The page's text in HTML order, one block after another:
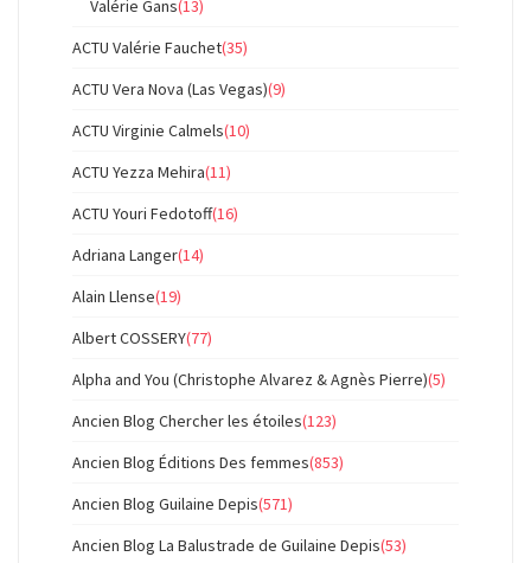
Valérie Gans(13)
ACTU Valérie Fauchet(35)
ACTU Vera Nova (Las Vegas)(9)
ACTU Virginie Calmels(10)
ACTU Yezza Mehira(11)
ACTU Youri Fedotoff(16)
Adriana Langer(14)
Alain Llense(19)
Albert COSSERY(77)
Alpha and You (Christophe Alvarez & Agnès Pierre)(5)
Ancien Blog Chercher les étoiles(123)
Ancien Blog Éditions Des femmes(853)
Ancien Blog Guilaine Depis(571)
Ancien Blog La Balustrade de Guilaine Depis(53)